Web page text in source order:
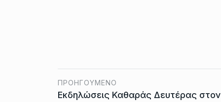
ΠΡΟΗΓΟΎΜΕΝΟ
Εκδηλώσεις Καθαράς Δευτέρας στον